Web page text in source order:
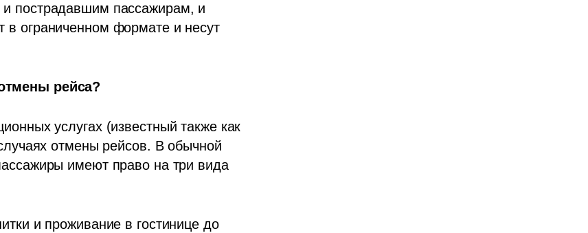
пострадавшим пассажирам, и
в ограниченном формате и несут
рейса?
услугах (известный также как
отмены рейсов. В обычной
имеют право на три вида
и проживание в гостинице до